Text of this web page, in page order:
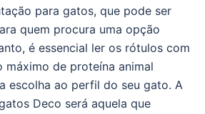
para gatos, que pode ser
quem procura uma opção
é essencial ler os rótulos com
máximo de proteína animal
escolha ao perfil do seu gato. A
Deco será aquela que